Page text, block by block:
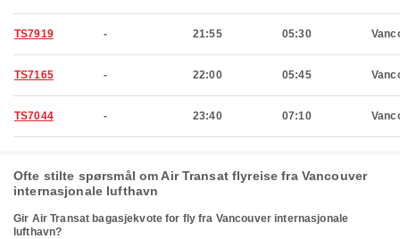
TS7919 - 21:55 05:30
TS7165 - 22:00 05:45
TS7044 - 23:40 07:10
Ofte stilte spørsmål om Air Transat flyreise fra Vancouver
internasjonale lufthavn
Gir Air Transat bagasjekvote for fly fra Vancouver internasjonale
lufthavn?